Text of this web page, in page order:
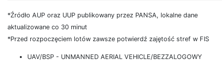
*Źródło AUP oraz UUP publikowany przez PANSA, lokalne dane
aktualizowane co 30 minut
*Przed rozpoczęciem lotów zawsze potwierdź zajętość stref w FIS
UAV/BSP - UNMANNED AERIAL VEHICLE/BEZZALOGOWY